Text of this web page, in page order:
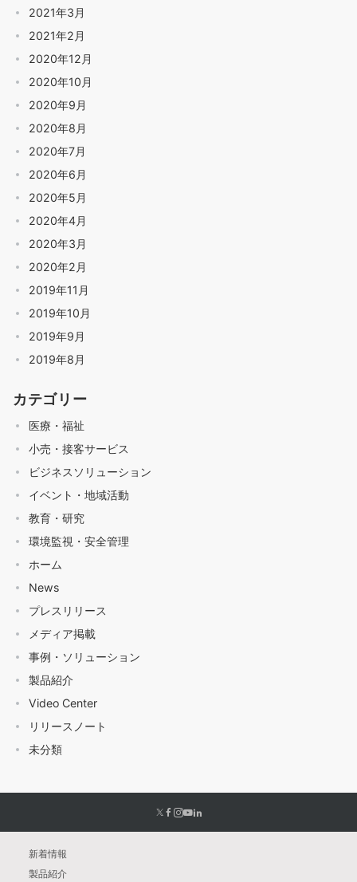
2021年3月
2021年2月
2020年12月
2020年10月
2020年9月
2020年8月
2020年7月
2020年6月
2020年5月
2020年4月
2020年3月
2020年2月
2019年11月
2019年10月
2019年9月
2019年8月
カテゴリー
医療・福祉
小売・接客サービス
ビジネスソリューション
イベント・地域活動
教育・研究
環境監視・安全管理
ホーム
News
プレスリリース
メディア掲載
事例・ソリューション
製品紹介
Video Center
リリースノート
未分類
新着情報
製品紹介